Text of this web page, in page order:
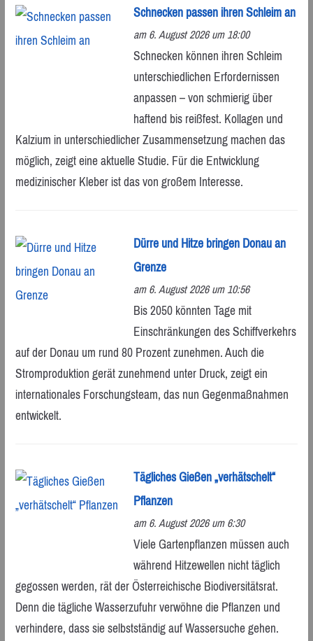
Schnecken passen ihren Schleim an
am 6. August 2026 um 18:00
Schnecken können ihren Schleim
unterschiedlichen Erfordernissen
anpassen – von schmierig über
haftend bis reißfest. Kollagen und
Kalzium in unterschiedlicher Zusammensetzung machen das
möglich, zeigt eine aktuelle Studie. Für die Entwicklung
medizinischer Kleber ist das von großem Interesse.
Dürre und Hitze bringen Donau an
Grenze
am 6. August 2026 um 10:56
Bis 2050 könnten Tage mit
Einschränkungen des Schiffverkehrs
auf der Donau um rund 80 Prozent zunehmen. Auch die
Stromproduktion gerät zunehmend unter Druck, zeigt ein
internationales Forschungsteam, das nun Gegenmaßnahmen
entwickelt.
Tägliches Gießen „verhätschelt“
Pflanzen
am 6. August 2026 um 6:30
Viele Gartenpflanzen müssen auch
während Hitzewellen nicht täglich
gegossen werden, rät der Österreichische Biodiversitätsrat.
Denn die tägliche Wasserzufuhr verwöhne die Pflanzen und
verhindere, dass sie selbstständig auf Wassersuche gehen.